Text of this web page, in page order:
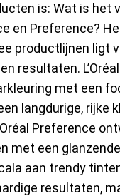
is: Wat is het
en Preference?
productlijnen ligt
resultaten.
met een
langdurige, rijke
Preference
met een
aan trendy
resultaten,